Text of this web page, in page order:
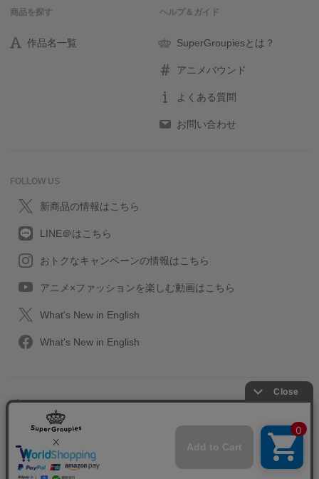
商品を探す
作品名一覧
ヘルプ＆ガイド
SuperGroupiesとは？
アニメバウンド
よくある質問
お問い合わせ
FOLLOW US
新商品の情報はこちら
LINE＠はこちら
おトクなキャンペーンの情報はこちら
アニメ×ファッションを楽しむ動画はこちら
What's New in English
What's New in English
プライバシーポリシー
特定取引に関する法律
会社情報/採用情報